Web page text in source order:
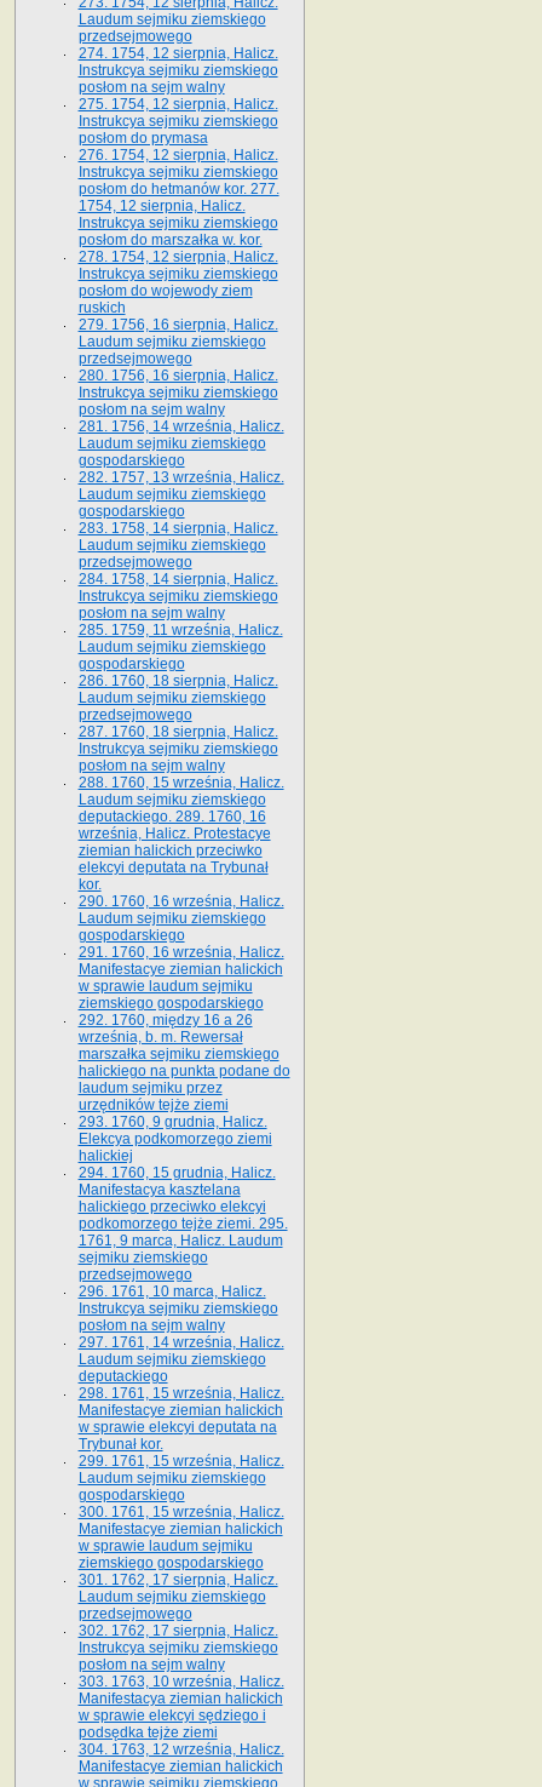
Laudum sejmiku ziemskiego
przedsejmowego
274. 1754, 12 sierpnia, Halicz.
Instrukcya sejmiku ziemskiego
posłom na sejm walny
275. 1754, 12 sierpnia, Halicz.
Instrukcya sejmiku ziemskiego
posłom do prymasa
276. 1754, 12 sierpnia, Halicz.
Instrukcya sejmiku ziemskiego
posłom do hetmanów kor. 277.
1754, 12 sierpnia, Halicz.
Instrukcya sejmiku ziemskiego
posłom do marszałka w. kor.
278. 1754, 12 sierpnia, Halicz.
Instrukcya sejmiku ziemskiego
posłom do wojewody ziem
ruskich
279. 1756, 16 sierpnia, Halicz.
Laudum sejmiku ziemskiego
przedsejmowego
280. 1756, 16 sierpnia, Halicz.
Instrukcya sejmiku ziemskiego
posłom na sejm walny
281. 1756, 14 września, Halicz.
Laudum sejmiku ziemskiego
gospodarskiego
282. 1757, 13 września, Halicz.
Laudum sejmiku ziemskiego
gospodarskiego
283. 1758, 14 sierpnia, Halicz.
Laudum sejmiku ziemskiego
przedsejmowego
284. 1758, 14 sierpnia, Halicz.
Instrukcya sejmiku ziemskiego
posłom na sejm walny
285. 1759, 11 września, Halicz.
Laudum sejmiku ziemskiego
gospodarskiego
286. 1760, 18 sierpnia, Halicz.
Laudum sejmiku ziemskiego
przedsejmowego
287. 1760, 18 sierpnia, Halicz.
Instrukcya sejmiku ziemskiego
posłom na sejm walny
288. 1760, 15 września, Halicz.
Laudum sejmiku ziemskiego
deputackiego. 289. 1760, 16
września, Halicz. Protestacye
ziemian halickich przeciwko
elekcyi deputata na Trybunał
kor.
290. 1760, 16 września, Halicz.
Laudum sejmiku ziemskiego
gospodarskiego
291. 1760, 16 września, Halicz.
Manifestacye ziemian halickich
w sprawie laudum sejmiku
ziemskiego gospodarskiego
292. 1760, między 16 a 26
września, b. m. Rewersał
marszałka sejmiku ziemskiego
halickiego na punkta podane do
laudum sejmiku przez
urzędników tejże ziemi
293. 1760, 9 grudnia, Halicz.
Elekcya podkomorzego ziemi
halickiej
294. 1760, 15 grudnia, Halicz.
Manifestacya kasztelana
halickiego przeciwko elekcyi
podkomorzego tejże ziemi. 295.
1761, 9 marca, Halicz. Laudum
sejmiku ziemskiego
przedsejmowego
296. 1761, 10 marca, Halicz.
Instrukcya sejmiku ziemskiego
posłom na sejm walny
297. 1761, 14 września, Halicz.
Laudum sejmiku ziemskiego
deputackiego
298. 1761, 15 września, Halicz.
Manifestacye ziemian halickich
w sprawie elekcyi deputata na
Trybunał kor.
299. 1761, 15 września, Halicz.
Laudum sejmiku ziemskiego
gospodarskiego
300. 1761, 15 września, Halicz.
Manifestacye ziemian halickich
w sprawie laudum sejmiku
ziemskiego gospodarskiego
301. 1762, 17 sierpnia, Halicz.
Laudum sejmiku ziemskiego
przedsejmowego
302. 1762, 17 sierpnia, Halicz.
Instrukcya sejmiku ziemskiego
posłom na sejm walny
303. 1763, 10 września, Halicz.
Manifestacya ziemian halickich
w sprawie elekcyi sędziego i
podsędka tejże ziemi
304. 1763, 12 września, Halicz.
Manifestacye ziemian halickich
w sprawie sejmiku ziemskiego